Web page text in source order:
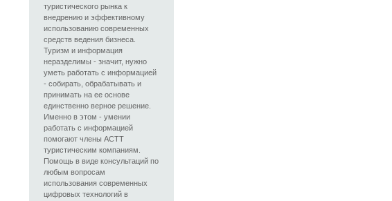
туристического рынка к
внедрению и эффективному
использованию современных
средств ведения бизнеса.
Туризм и информация
неразделимы - значит, нужно
уметь работать с информацией
- собирать, обрабатывать и
принимать на ее основе
единственно верное решение.
Именно в этом - умении
работать с информацией
помогают члены АСТТ
туристическим компаниям.
Помощь в виде консультаций по
любым вопросам
использования современных
цифровых технологий в